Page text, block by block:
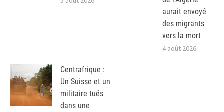
aurait envoyé
des migrants
vers la mort
4 août 2026
Centrafrique :
Un Suisse et un
militaire tués
dans une